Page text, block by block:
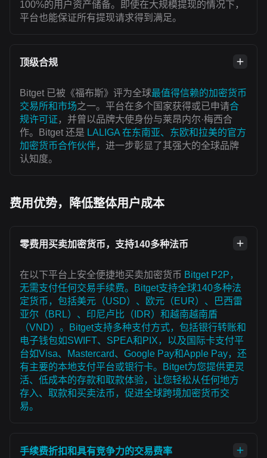
100%的用户资产储备。即使在大规模提现的情况下，
平台也能保证所有提现请求得到满足。
顶级合规
Bitget 已被《福布斯》评为全球最值得信赖的加密货币
交易所和市场之一。平台在多个国家获得或已申请合
规许可证 ，并曾以品牌大使身份与莱昂内尔·梅西合
作。Bitget 还是 LALIGA 在东南亚、东欧和拉美的官方
加密货币合作伙伴，进一步彰显了其强大的全球品牌
认知度。
费用优势，降低整体用户成本
零费用买卖加密货币，支持140多种法币
在以下平台上安全便捷地买卖加密货币 Bitget P2P，
无需支付任何交易手续费。Bitget支持全球140多种法
定货币，包括美元（USD）、欧元（EUR）、巴西雷
亚尔（BRL）、印尼卢比（IDR）和越南越南盾
（VND）。Bitget支持多种支付方式，包括银行转账和
电子钱包如SWIFT、SPEA和PIX，以及国际卡支付平
台如Visa、Mastercard、Google Pay和Apple Pay，还
有主要的本地支付平台或银行卡。Bitget为您提供更灵
活、低成本的存款和取款体验，让您轻松从任何地方
存入、取款和买卖法币，促进全球跨境加密货币交
易。
手续费折扣和具有竞争力的交易费率